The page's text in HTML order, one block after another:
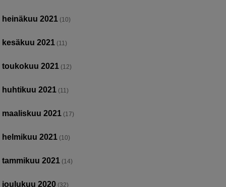
heinäkuu 2021 (10)
kesäkuu 2021 (11)
toukokuu 2021 (12)
huhtikuu 2021 (11)
maaliskuu 2021 (17)
helmikuu 2021 (10)
tammikuu 2021 (14)
joulukuu 2020 (32)